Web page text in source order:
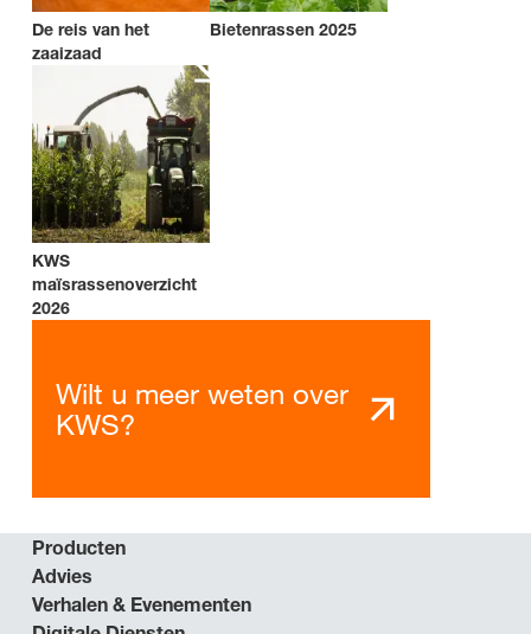
De reis van het
zaaizaad
Bietenrassen 2025
KWS
maïsrassenoverzicht
2026
Wilt u meer weten over
KWS?
Producten
Advies
Verhalen & Evenementen